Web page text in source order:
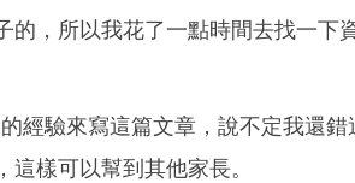
的，所以我花了一點時間去找一下
經驗來寫這篇文章，說不定我還
這樣可以幫到其他家長。